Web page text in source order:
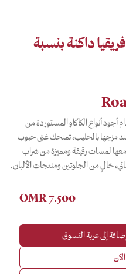
داكنة بنسبة
أجود أنواع الكاكاو المستوردة من
عند مزجها بالحليب، تمنحك غنى حبوب
معها لمسات رقيقة ومميزة من شراب
خالٍ من الجلوتين ومنتجات الألبان.
إلى عربة التسوق
7.500